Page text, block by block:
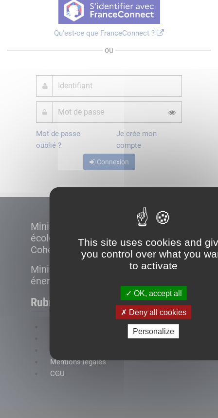
This site uses cookies and
you control over what you
to activate
OK, accept all
Deny all cookies
Personalize
Qu'est-ce que FranceConnect ?
ou
Mot de passe
oublié ?
Je crée mon
compte
Connexion
Ministère de la Transition
écologique et de la
Cohésion des territoires
Ministère de la Transition
énergétique
Rubriques
Mentions légales
CGU